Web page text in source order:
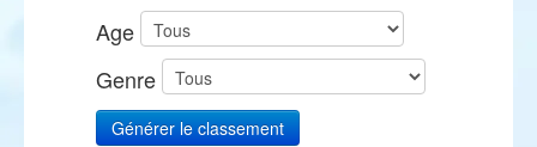
Age
Genre